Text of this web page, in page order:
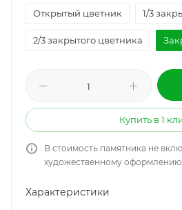
Открытый цветник
1/3
2/3 закрытого цветника
Купить в 1
В стоимость памятника не
художественному оформлению,
Характеристики